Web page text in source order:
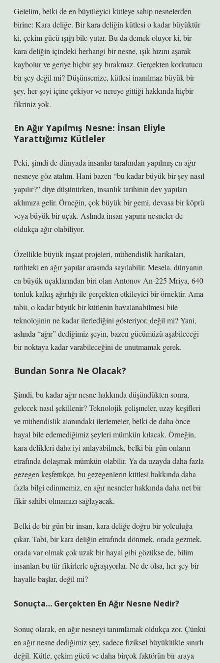
Gelelim, belki de en büyüleyici kütleye sahip nesnelerden
birine: Kara deliğe. Bir kara deliğin kütlesi o kadar büyüktür
ki, çekim gücü ışığı bile yutar. Bu da demek oluyor ki, bir
kara deliğin içindeki herhangi bir nesne, ışık hızını aşarak
kaybolur ve geriye hiçbir şey bırakmaz. Gerçekten korkutucu
bir şey değil mi? Düşünsenize, kütlesi inanılmaz büyük bir
şey, her şeyi içine çekiyor ve nereye gittiği hakkında hiçbir
fikriniz yok.
En Ağır Yapılmış Nesne: İnsan Eliyle
Yarattığımız Kütleler
Peki, şimdi de dünyada insanlar tarafından yapılmış en ağır
nesneye göz atalım. Hani bazen “bu kadar büyük bir şey nasıl
yapılır?” diye düşünürken, insanlık tarihinin dev yapıları
aklımıza gelir. Örneğin, çok büyük bir gemi, devasa bir köprü
veya büyük bir uçak. Aslında insan yapımı nesneler de
oldukça ağır olabiliyor.
Özellikle büyük inşaat projeleri, mühendislik harikaları,
tarihteki en ağır yapılar arasında sayılabilir. Mesela, dünyanın
en büyük uçaklarından biri olan Antonov An-225 Mriya, 640
tonluk kalkış ağırlığı ile gerçekten etkileyici bir örnektir. Ama
tabii, o kadar büyük bir kütlenin havalanabilmesi bile
teknolojinin ne kadar ilerlediğini gösteriyor, değil mi? Yani,
aslında “ağır” dediğimiz şeyin, bazen gücümüzü aşabileceği
bir noktaya kadar varabileceğini de unutmamak gerek.
Bundan Sonra Ne Olacak?
Şimdi, bu kadar ağır nesne hakkında düşündükten sonra,
gelecek nasıl şekillenir? Teknolojik gelişmeler, uzay keşifleri
ve mühendislik alanındaki ilerlemeler, belki de daha önce
hayal bile edemediğimiz şeyleri mümkün kılacak. Örneğin,
kara delikleri daha iyi anlayabilmek, belki bir gün onların
etrafında dolaşmak mümkün olabilir. Ya da uzayda daha fazla
gezegen keşfettikçe, bu gezegenlerin kütlesi hakkında daha
fazla bilgi edinmemiz, en ağır nesneler hakkında daha net bir
fikir sahibi olmamızı sağlayacak.
Belki de bir gün bir insan, kara deliğe doğru bir yolculuğa
çıkar. Tabi, bir kara deliğin etrafında dönmek, orada gezmek,
orada var olmak çok uzak bir hayal gibi gözükse de, bilim
insanları bu tür fikirlerle uğraşıyorlar. Ne de olsa, her şey bir
hayalle başlar, değil mi?
Sonuçta… Gerçekten En Ağır Nesne Nedir?
Sonuç olarak, en ağır nesneyi tanımlamak oldukça zor. Çünkü
en ağır nesne dediğimiz şey, sadece fiziksel büyüklükle sınırlı
değil. Kütle, çekim gücü ve daha birçok faktörün bir araya